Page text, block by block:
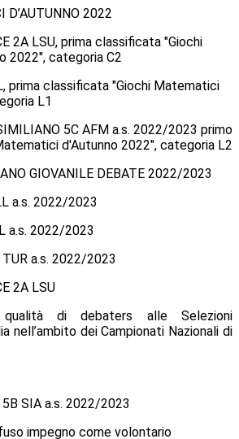
D’AUTUNNO 2022
2A LSU, prima classificata "Giochi
2022", categoria C2
prima classificata "Giochi Matematici
L1
5C AFM a.s. 2022/2023 primo
d'Autunno 2022", categoria L2
GIOVANILE DEBATE 2022/2023
a.s. 2022/2023
a.s. 2022/2023
a.s. 2022/2023
2A LSU
qualità di debaters alle Selezioni
nell’ambito dei Campionati Nazionali di
SIA a.s. 2022/2023
impegno come volontario